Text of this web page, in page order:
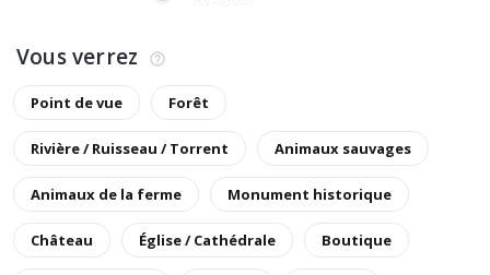
Vous verrez
Point de vue Forêt
Rivière / Ruisseau / Torrent Animaux sauvages
Animaux de la ferme Monument historique
Château Église / Cathédrale Boutique